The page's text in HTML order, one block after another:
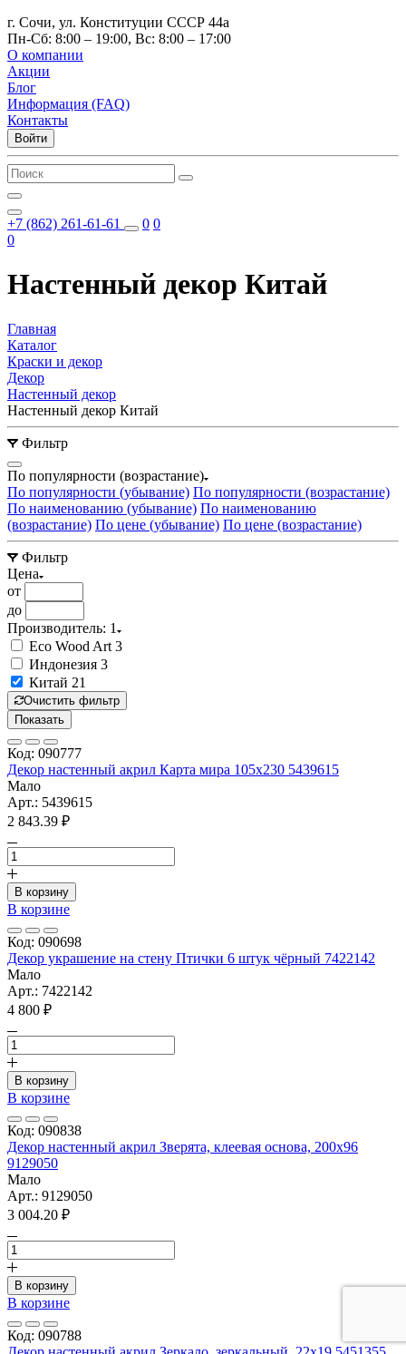
г. Сочи, ул. Конституции СССР 44а
Пн-Сб: 8:00 – 19:00, Вс: 8:00 – 17:00
О компании
Акции
Блог
Информация (FAQ)
Контакты
Войти
+7 (862) 261-61-61 0 0
0
Настенный декор Китай
Главная
Каталог
Краски и декор
Декор
Настенный декор
Настенный декор Китай
Фильтр
По популярности (возрастание)
По популярности (убывание) По популярности (возрастание)
По наименованию (убывание) По наименованию
(возрастание) По цене (убывание) По цене (возрастание)
Фильтр
Цена
от
до
Производитель: 1
Eco Wood Art 3
Индонезия 3
Китай 21
Очистить фильтр
Показать
Код: 090777
Декор настенный акрил Карта мира 105х230 5439615
Мало
Арт.: 5439615
2 843.39 ₽
В корзину
В корзине
Код: 090698
Декор украшение на стену Птички 6 штук чёрный 7422142
Мало
Арт.: 7422142
4 800 ₽
В корзину
В корзине
Код: 090838
Декор настенный акрил Зверята, клеевая основа, 200х96
9129050
Мало
Арт.: 9129050
3 004.20 ₽
В корзину
В корзине
Код: 090788